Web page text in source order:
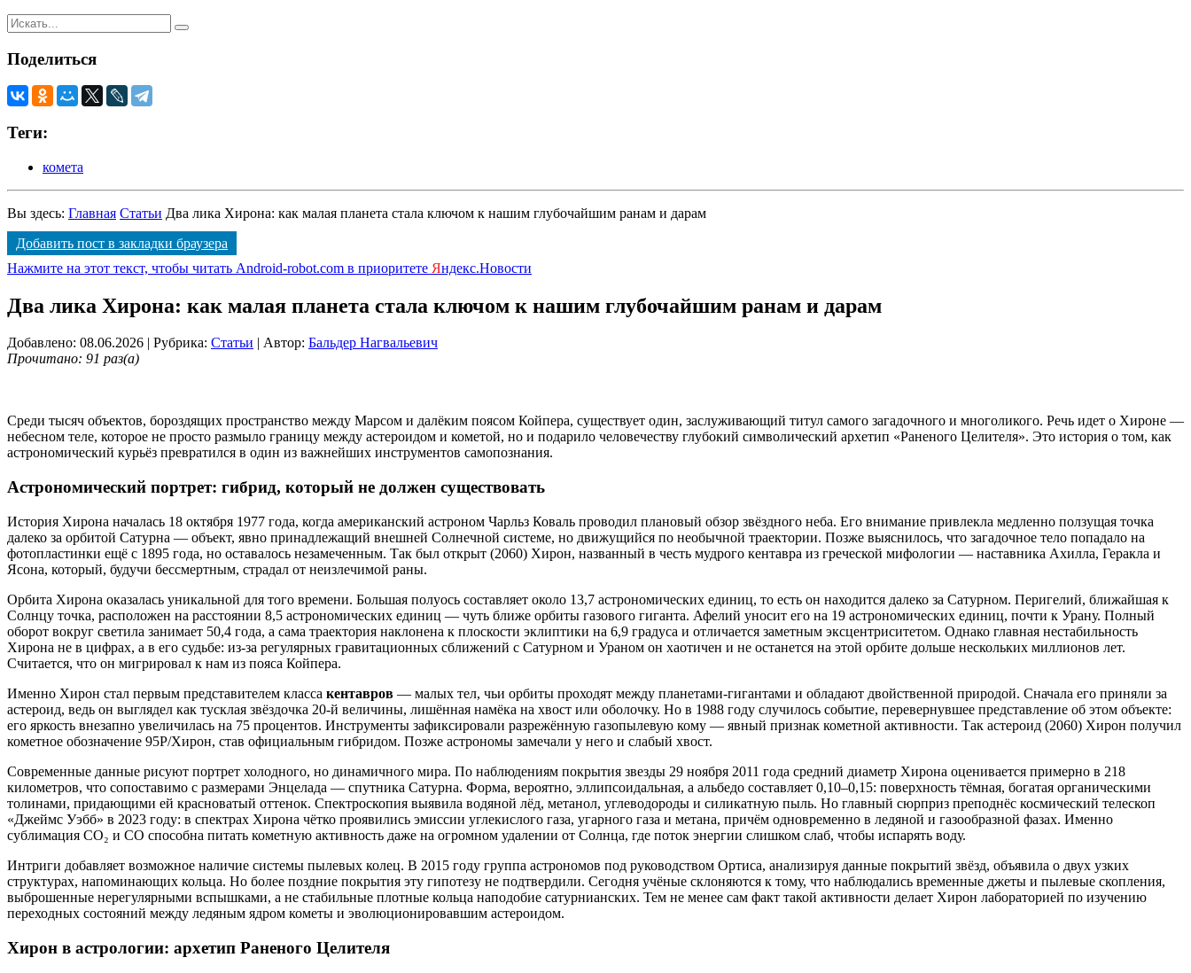
Поделиться
Теги:
комета
Вы здесь: Главная Статьи Два лика Хирона: как малая планета стала ключом к нашим глубочайшим ранам и дарам
Добавить пост в закладки браузера
Нажмите на этот текст, чтобы читать Android-robot.com в приоритете Яндекс.Новости
Два лика Хирона: как малая планета стала ключом к нашим глубочайшим ранам и дарам
Добавлено: 08.06.2026 | Рубрика: Статьи | Автор: Бальдер Нагвальевич
Прочитано: 91 раз(а)
Среди тысяч объектов, бороздящих пространство между Марсом и далёким поясом Койпера, существует один, заслуживающий титул самого загадочного и многоликого. Речь идет о Хироне —
небесном теле, которое не просто размыло границу между астероидом и кометой, но и подарило человечеству глубокий символический архетип «Раненого Целителя». Это история о том, как
астрономический курьёз превратился в один из важнейших инструментов самопознания.
Астрономический портрет: гибрид, который не должен существовать
История Хирона началась 18 октября 1977 года, когда американский астроном Чарльз Коваль проводил плановый обзор звёздного неба. Его внимание привлекла медленно ползущая точка
далеко за орбитой Сатурна — объект, явно принадлежащий внешней Солнечной системе, но движущийся по необычной траектории. Позже выяснилось, что загадочное тело попадало на
фотопластинки ещё с 1895 года, но оставалось незамеченным. Так был открыт (2060) Хирон, названный в честь мудрого кентавра из греческой мифологии — наставника Ахилла, Геракла и
Ясона, который, будучи бессмертным, страдал от неизлечимой раны.
Орбита Хирона оказалась уникальной для того времени. Большая полуось составляет около 13,7 астрономических единиц, то есть он находится далеко за Сатурном. Перигелий, ближайшая к
Солнцу точка, расположен на расстоянии 8,5 астрономических единиц — чуть ближе орбиты газового гиганта. Афелий уносит его на 19 астрономических единиц, почти к Урану. Полный
оборот вокруг светила занимает 50,4 года, а сама траектория наклонена к плоскости эклиптики на 6,9 градуса и отличается заметным эксцентриситетом. Однако главная нестабильность
Хирона не в цифрах, а в его судьбе: из-за регулярных гравитационных сближений с Сатурном и Ураном он хаотичен и не останется на этой орбите дольше нескольких миллионов лет.
Считается, что он мигрировал к нам из пояса Койпера.
Именно Хирон стал первым представителем класса кентавров — малых тел, чьи орбиты проходят между планетами-гигантами и обладают двойственной природой. Сначала его приняли за
астероид, ведь он выглядел как тусклая звёздочка 20-й величины, лишённая намёка на хвост или оболочку. Но в 1988 году случилось событие, перевернувшее представление об этом объекте:
его яркость внезапно увеличилась на 75 процентов. Инструменты зафиксировали разрежённую газопылевую кому — явный признак кометной активности. Так астероид (2060) Хирон получил
кометное обозначение 95P/Хирон, став официальным гибридом. Позже астрономы замечали у него и слабый хвост.
Современные данные рисуют портрет холодного, но динамичного мира. По наблюдениям покрытия звезды 29 ноября 2011 года средний диаметр Хирона оценивается примерно в 218
километров, что сопоставимо с размерами Энцелада — спутника Сатурна. Форма, вероятно, эллипсоидальная, а альбедо составляет 0,10–0,15: поверхность тёмная, богатая органическими
толинами, придающими ей красноватый оттенок. Спектроскопия выявила водяной лёд, метанол, углеводороды и силикатную пыль. Но главный сюрприз преподнёс космический телескоп
«Джеймс Уэбб» в 2023 году: в спектрах Хирона чётко проявились эмиссии углекислого газа, угарного газа и метана, причём одновременно в ледяной и газообразной фазах. Именно
сублимация CO₂ и CO способна питать кометную активность даже на огромном удалении от Солнца, где поток энергии слишком слаб, чтобы испарять воду.
Интриги добавляет возможное наличие системы пылевых колец. В 2015 году группа астрономов под руководством Ортиса, анализируя данные покрытий звёзд, объявила о двух узких
структурах, напоминающих кольца. Но более поздние покрытия эту гипотезу не подтвердили. Сегодня учёные склоняются к тому, что наблюдались временные джеты и пылевые скопления,
выброшенные нерегулярными вспышками, а не стабильные плотные кольца наподобие сатурнианских. Тем не менее сам факт такой активности делает Хирон лабораторией по изучению
переходных состояний между ледяным ядром кометы и эволюционировавшим астероидом.
Хирон в астрологии: архетип Раненого Целителя